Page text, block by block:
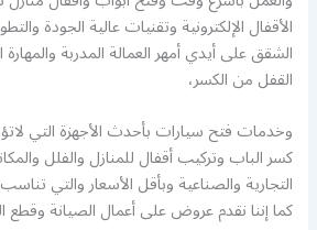
الأقفال الإلكترونية وتقنيات عالية الجودة
الشقق على أيدي أمهر العمالة المدربة
القفل من الكسر،
وخدمات فتح سيارات بأحدث الأجهزة التي
كسر الباب وتركيب أقفال للمنازل والفلل
التجارية والصناعية وبأقل الأسعار والتي
كما إننا نقدم عروض على أعمال الصيانة وقطع